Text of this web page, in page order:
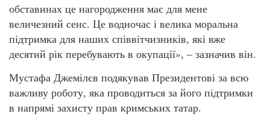
обставинах це нагородження має для мене
величезний сенс. Це водночас і велика моральна
підтримка для наших співвітчизників, які вже
десятий рік перебувають в окупації», – зазначив він.
Мустафа Джемілєв подякував Президентові за всю
важливу роботу, яка проводиться за його підтримки
в напрямі захисту прав кримських татар.